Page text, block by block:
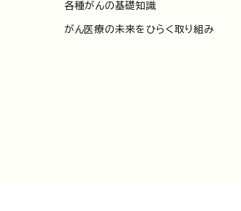
各種がんの基礎知識
がん医療の未来をひらく取り組み